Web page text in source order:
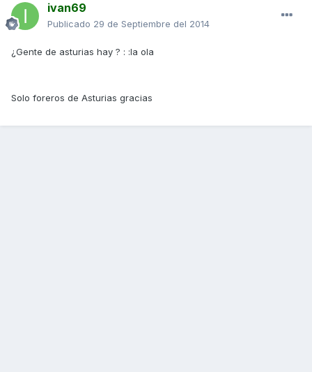
ivan69
Publicado 29 de Septiembre del 2014
¿Gente de asturias hay ? : :la ola
Solo foreros de Asturias gracias